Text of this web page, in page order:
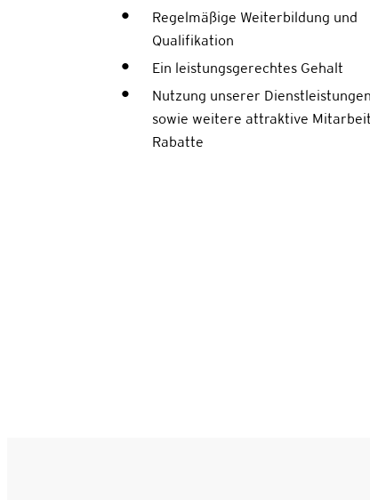
Regelmäßige Weiterbildung und
Qualifikation
Ein leistungsgerechtes Gehalt
Nutzung unserer Dienstleistungen
sowie weitere attraktive
Rabatte